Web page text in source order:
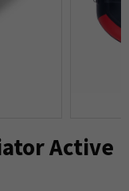
Active